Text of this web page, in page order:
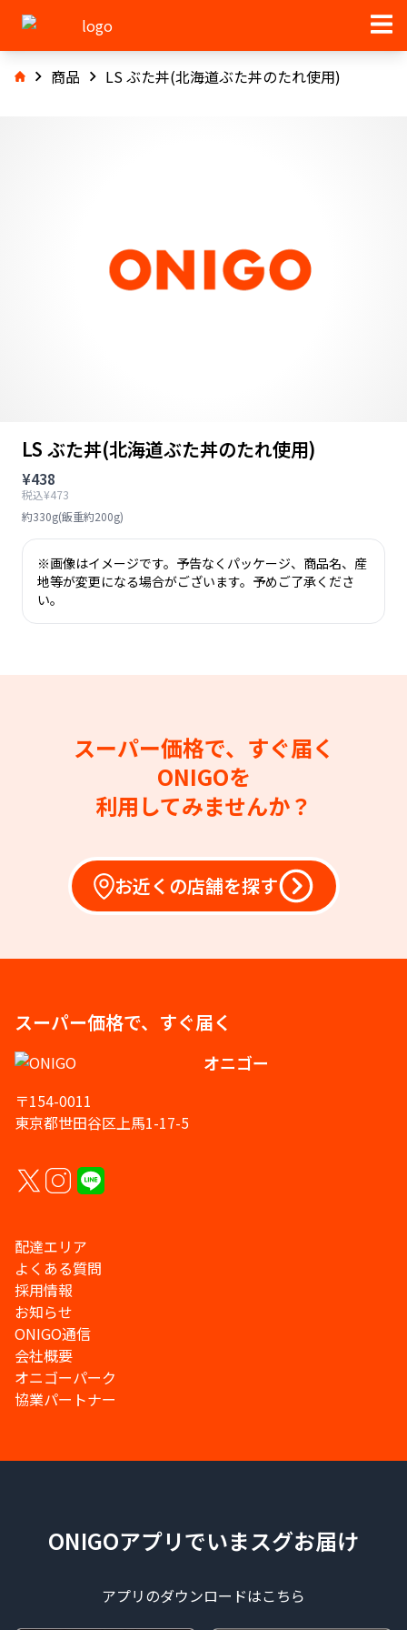
商品 LS ぶた丼(北海道ぶた丼のたれ使用)
LS ぶた丼(北海道ぶた丼のたれ使用)
¥438
税込¥473
約330g(飯重約200g)
※画像はイメージです。予告なくパッケージ、商品名、産
地等が変更になる場合がございます。予めご了承くださ
い。
スーパー価格で、すぐ届く
ONIGOを
利用してみませんか？
お近くの店舗を探す
スーパー価格で、すぐ届く
オニゴー
〒154-0011
東京都世田谷区上馬1-17-5
配達エリア
よくある質問
採用情報
お知らせ
ONIGO通信
会社概要
オニゴーパーク
協業パートナー
ONIGOアプリでいまスグお届け
アプリのダウンロードはこちら